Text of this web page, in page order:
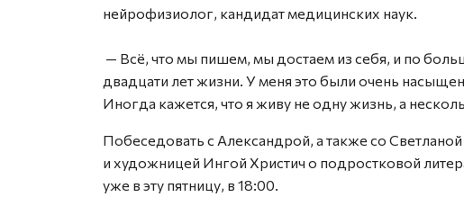
нейрофизиолог, кандидат медицинских наук.
— Всё, что мы пишем, мы достаем из себя, и по
двадцати лет жизни. У меня это были очень
Иногда кажется, что я живу не одну жизнь, а
Побеседовать с Александрой, а также со
и художницей Ингой Христич о подростковой
уже в эту пятницу, в 18:00.